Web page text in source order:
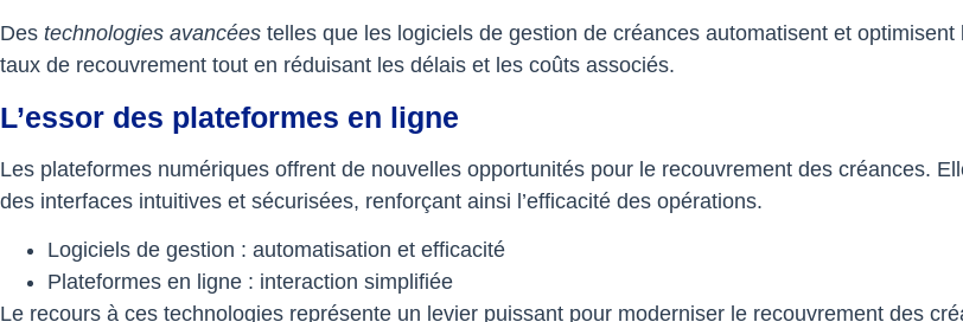
Des technologies avancées telles que les logiciels de gestion de créances automatisent et
taux de recouvrement tout en réduisant les délais et les coûts associés.
L’essor des plateformes en ligne
Les plateformes numériques offrent de nouvelles opportunités pour le recouvrement des créances.
des interfaces intuitives et sécurisées, renforçant ainsi l’efficacité des opérations.
Logiciels de gestion : automatisation et efficacité
Plateformes en ligne : interaction simplifiée
Le recours à ces technologies représente un levier puissant pour moderniser le recouvrement des